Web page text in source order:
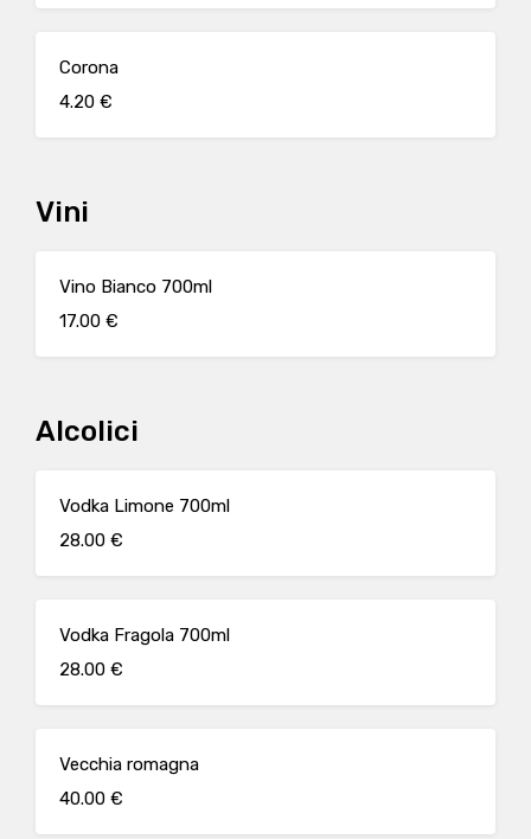
Corona
4.20 €
Vini
Vino Bianco 700ml
17.00 €
Alcolici
Vodka Limone 700ml
28.00 €
Vodka Fragola 700ml
28.00 €
Vecchia romagna
40.00 €